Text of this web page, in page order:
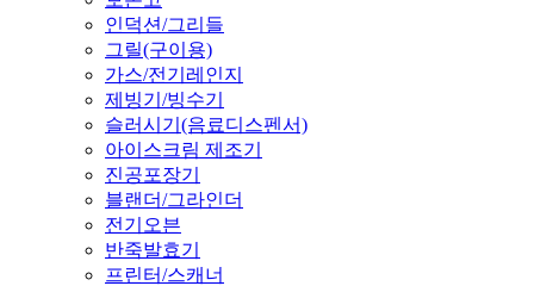
인덕션/그리들
그릴(구이용)
가스/전기레인지
제빙기/빙수기
슬러시기(음료디스펜서)
아이스크림 제조기
진공포장기
블랜더/그라인더
전기오븐
반죽발효기
프린터/스캐너